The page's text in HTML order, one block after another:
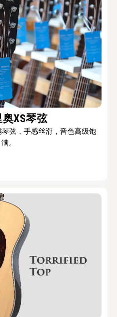
XS琴弦
弦，手感丝滑，音色高级饱
满。